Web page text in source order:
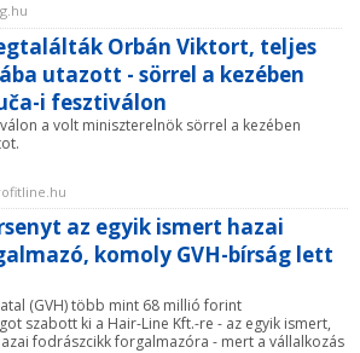
Orbán Viktort, teljes
utazott - sörrel a kezében
i fesztiválon
a volt miniszterelnök sörrel a kezében
az egyik ismert hazai
komoly GVH-bírság lett
(GVH) több mint 68 millió forint
szabott ki a Hair-Line Kft.-re - az egyik ismert,
fodrászcikk forgalmazóra - mert a vállalkozás